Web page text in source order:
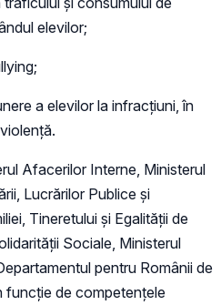
elevilor;
a elevilor la infracțiuni, în
Afacerilor Interne, Ministerul
Lucrărilor Publice și
Tineretului și Egalității de
Sociale, Ministerul
pentru Românii de
funcție de competențele